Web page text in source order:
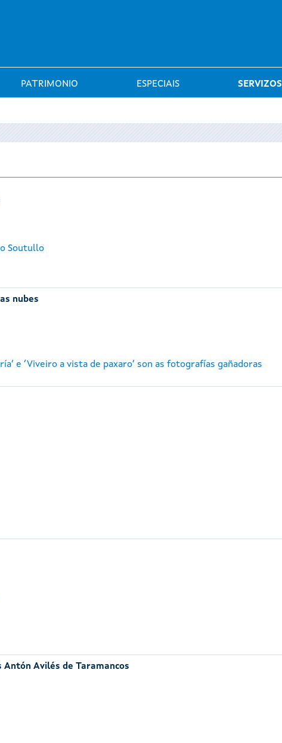
PATRIMONIO ESPECIAIS SERVIZOS
Soutullo
nubes
e ‘Viveiro a vista de paxaro’ son as fotografías gañadoras
Antón Avilés de Taramancos